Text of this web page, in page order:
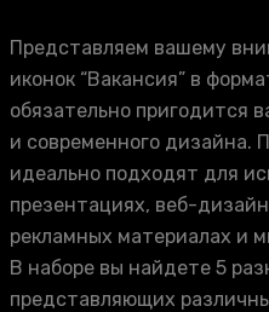
Представляем вашему
иконок “Вакансия” в
обязательно пригодится
и современного дизайна.
идеально подходят для
презентациях, веб-
рекламных материалах и
В наборе вы найдете 5
представляющих